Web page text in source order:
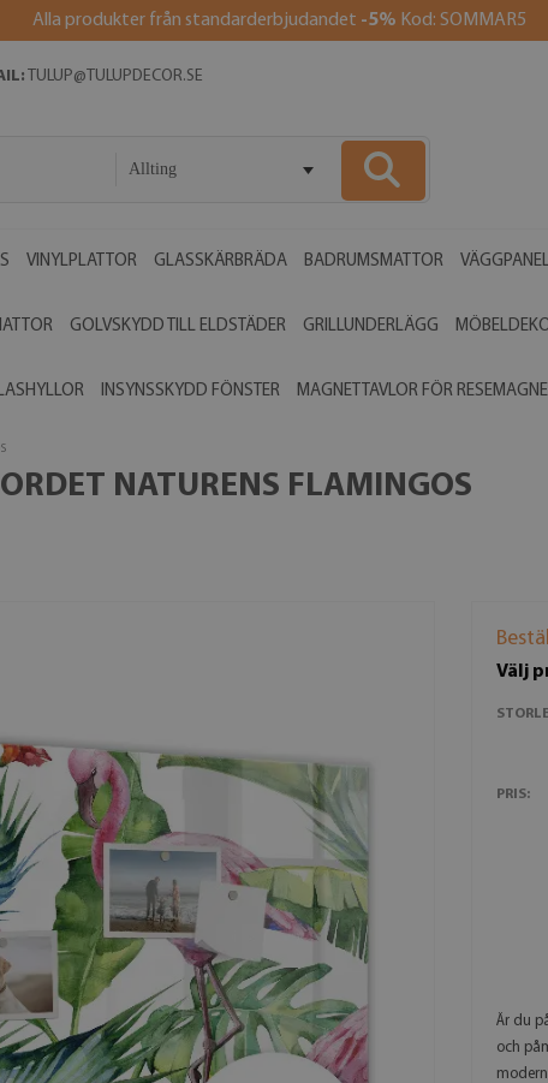
Alla produkter från standarderbjudandet -5% Kod: SOMMAR5
TULUP@TULUPDECOR.SE
Allting
VINYLPLATTOR GLASSKÄRBRÄDA BADRUMSMATTOR
GOLVSKYDD TILL ELDSTÄDER GRILLUNDERLÄGG
INSYNSSKYDD FÖNSTER MAGNETTAVLOR FÖR
NATURENS FLAMINGOS
Välj
PRIS:
Är du
och